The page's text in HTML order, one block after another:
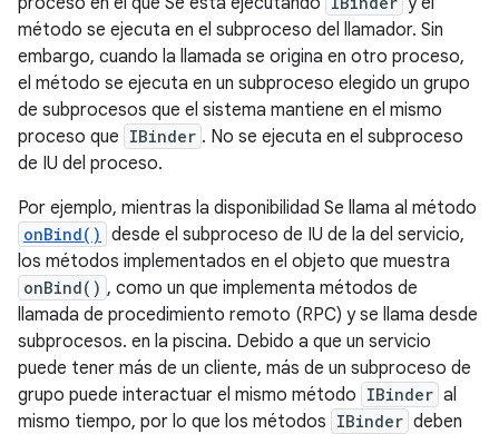
método se ejecuta en el subproceso del llamador. Sin
embargo, cuando la llamada se origina en otro proceso,
el método se ejecuta en un subproceso elegido un grupo
de subprocesos que el sistema mantiene en el mismo
proceso que IBinder . No se ejecuta en el subproceso
de IU del proceso.
Por ejemplo, mientras la disponibilidad Se llama al método
onBind() desde el subproceso de IU de la del servicio,
los métodos implementados en el objeto que muestra
onBind() , como un que implementa métodos de
llamada de procedimiento remoto (RPC) y se llama desde
subprocesos. en la piscina. Debido a que un servicio
puede tener más de un cliente, más de un subproceso de
grupo puede interactuar el mismo método IBinder al
mismo tiempo, por lo que los métodos IBinder deben